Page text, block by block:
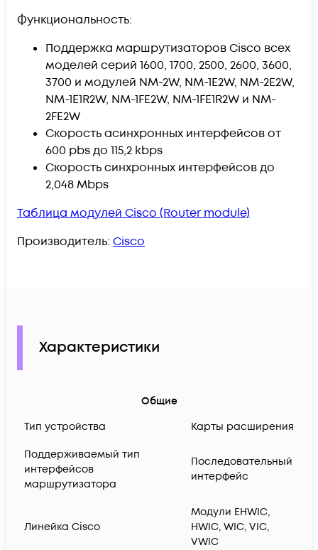
Функциональность:
Поддержка маршрутизаторов Cisco всех
моделей серий 1600, 1700, 2500, 2600, 3600,
3700 и модулей NM-2W, NM-1E2W, NM-2E2W,
NM-1E1R2W, NM-1FE2W, NM-1FE1R2W и NM-
2FE2W
Скорость асинхронных интерфейсов от
600 pbs до 115,2 kbps
Скорость синхронных интерфейсов до
2,048 Mbps
Таблица модулей Cisco (Router module)
Производитель: Cisco
Характеристики
Общие
Тип устройства
Карты расширения
Поддерживаемый тип
интерфейсов
маршрутизатора
Последовательный
интерфейс
Линейка Cisco
Модули EHWIC,
HWIC, WIC, VIC,
VWIC